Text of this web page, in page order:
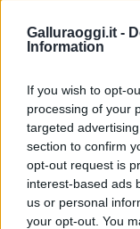
Galluraoggi.it -
Information
If you wish to opt-
processing of your
targeted
section to confirm
opt-out request is
interest-based ads
us or personal
your opt-out. You
Sei già
Puoi
sezione
cliccando
Asl
Meningite